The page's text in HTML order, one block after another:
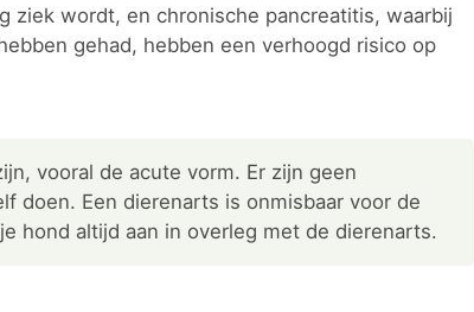
ziek wordt, en chronische pancreatitis, waarbij
gehad, hebben een verhoogd risico op
vooral de acute vorm. Er zijn geen
doen. Een dierenarts is onmisbaar voor de
hond altijd aan in overleg met de dierenarts.